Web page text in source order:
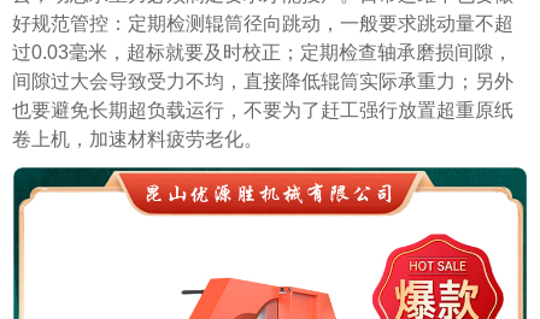
好规范管控：定期检测辊筒径向跳动，一般要求跳动量不超
过0.03毫米，超标就要及时校正；定期检查轴承磨损间隙，
间隙过大会导致受力不均，直接降低辊筒实际承重力；另外
也要避免长期超负载运行，不要为了赶工强行放置超重原纸
卷上机，加速材料疲劳老化。